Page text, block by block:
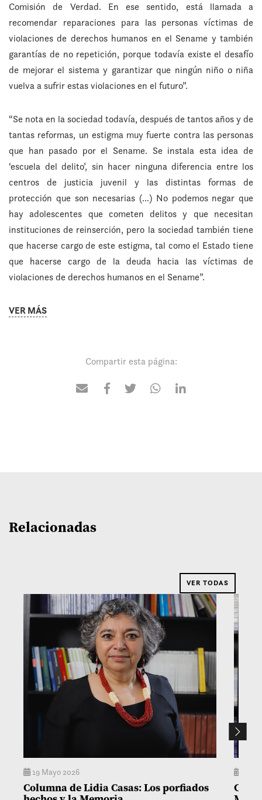
Comisión de Verdad. En ese sentido, está llamada a
recomendar reparaciones para las personas víctimas de
violaciones de derechos humanos en el Sename y también
garantías de no repetición, porque todavía existe el desafío
de mejorar el sistema y garantizar que ningún niño o niña
vuelva a sufrir estas violaciones en el futuro”.
“Se nota en la sociedad todavía, después de tantos años y de
tantas reformas, un estigma muy fuerte contra las personas
que han pasado por el Sename. Se instala esta idea de
‘escuela del delito’, sin hacer ninguna diferencia entre los
centros de justicia juvenil y las distintas formas de
protección que son necesarias (…) No podemos negar que
hay adolescentes que cometen delitos y que necesitan
instituciones de reinserción, pero la sociedad también tiene
que hacerse cargo de este estigma, tal como el Estado tiene
que hacerse cargo de la deuda hacia las víctimas de
violaciones de derechos humanos en el Sename”.
VER MÁS
Compartir esta página:
Relacionadas
VER TODAS
19 Mayo 2026
Columna de Lidia Casas: Los porfiados